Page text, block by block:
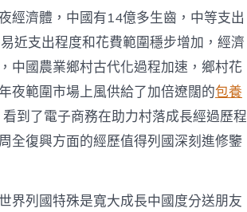
中
國
網〉
中
經濟體，中國有14億多生齒，中等支出
近支出程度和花費範圍穩步增加，經濟
中國農業鄉村古代化過程加速，鄉村花
夜範圍市場上風供給了加倍遼闊的包養
到了電子商務在助力村落成長經過歷程
全復興方面的經歷值得列國深刻進修鑒
界列國特殊是寬大成長中國度分送朋友